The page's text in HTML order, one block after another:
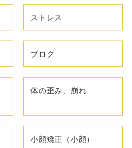
ストレス
ブログ
体の歪み、崩れ
小顔矯正（小顔）